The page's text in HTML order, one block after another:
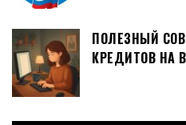
ПОЛЕЗНЫЙ
КРЕДИТОВ НА